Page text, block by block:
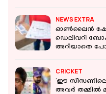
NEWS EXTRA
ഓണ്‍ലൈന്‍
ഡെലിവറി
അറിയാതെ
CRICKET
'ഈ സീസണിലെ
അവർ തമ്മിൽ